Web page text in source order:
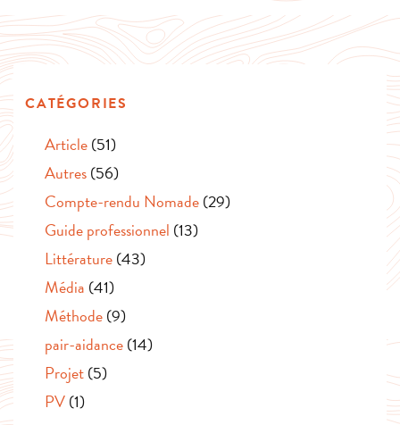
CATÉGORIES
Article(51)
Autres(56)
Compte-rendu Nomade(29)
Guide professionnel (13)
Littérature(43)
Média (41)
Méthode(9)
pair-aidance(14)
Projet(5)
PV(1)